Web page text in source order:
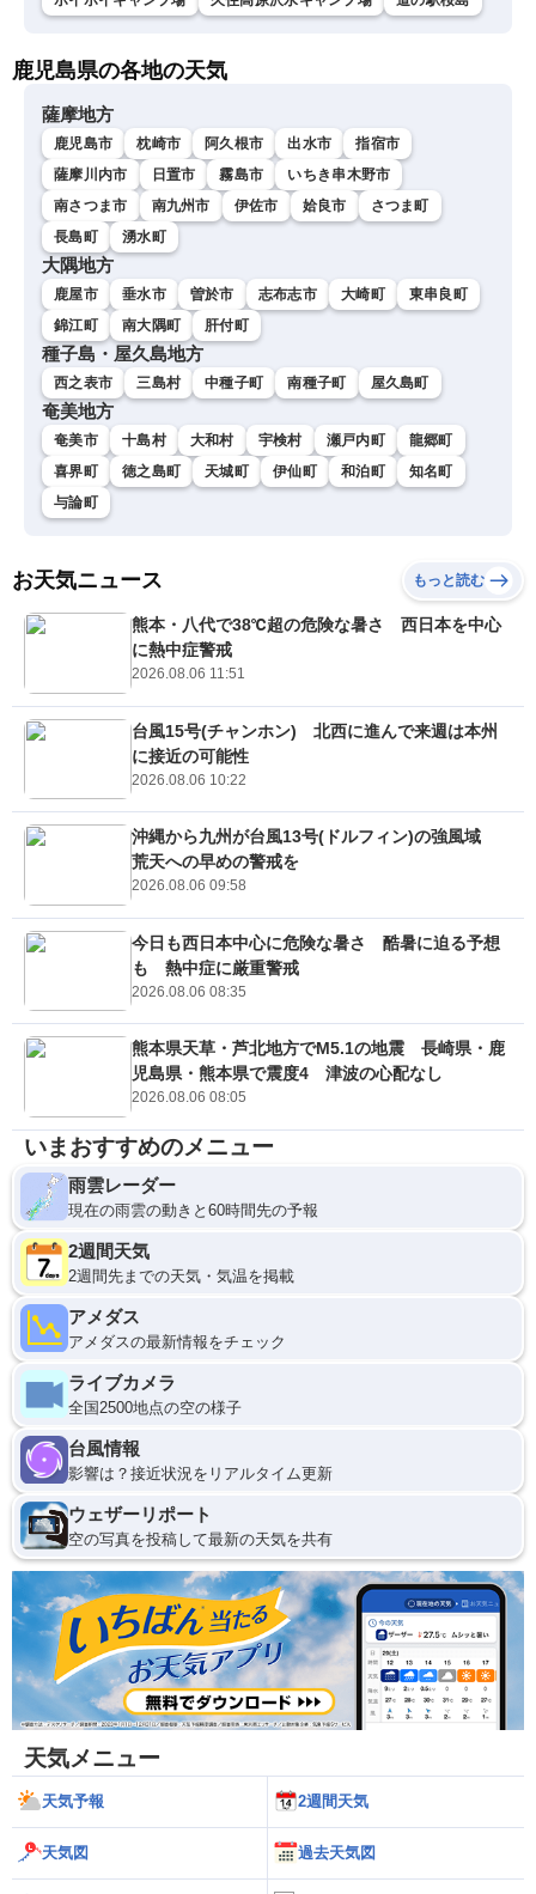
鹿児島県の各地の天気
薩摩地方
鹿児島市 枕崎市 阿久根市 出水市
指宿市
薩摩川内市
日置市 霧島市
いちき串木野市
南さつま市
南九州市 伊佐市 姶良市
さつま町
長島町
湧水町
大隅地方
鹿屋市 垂水市 曽於市 志布志市 大崎町
東串良町
錦江町
南大隅町 肝付町
種子島・屋久島地方
西之表市 三島村 中種子町 南種子町 屋久島町
奄美地方
奄美市 十島村 大和村 宇検村 瀬戸内町
龍郷町
喜界町
徳之島町 天城町 伊仙町 和泊町
知名町
与論町
お天気ニュース もっと読む
熊本・八代で38℃超の危険な暑さ 西日本を中心
に熱中症警戒
2026.08.06 11:51
台風15号(チャンホン) 北西に進んで来週は本州
に接近の可能性
2026.08.06 10:22
沖縄から九州が台風13号(ドルフィン)の強風域
荒天への早めの警戒を
2026.08.06 09:58
今日も西日本中心に危険な暑さ 酷暑に迫る予想
も 熱中症に厳重警戒
2026.08.06 08:35
熊本県天草・芦北地方でM5.1の地震 長崎県・鹿
児島県・熊本県で震度4 津波の心配なし
2026.08.06 08:05
いまおすすめのメニュー
雨雲レーダー
現在の雨雲の動きと60時間先の予報
2週間天気
2週間先までの天気・気温を掲載
アメダス
アメダスの最新情報をチェック
ライブカメラ
全国2500地点の空の様子
台風情報
影響は？接近状況をリアルタイム更新
ウェザーリポート
空の写真を投稿して最新の天気を共有
天気メニュー
天気予報 2週間天気
天気図 過去天気図